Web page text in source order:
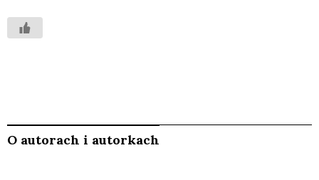
O autorach i autorkach